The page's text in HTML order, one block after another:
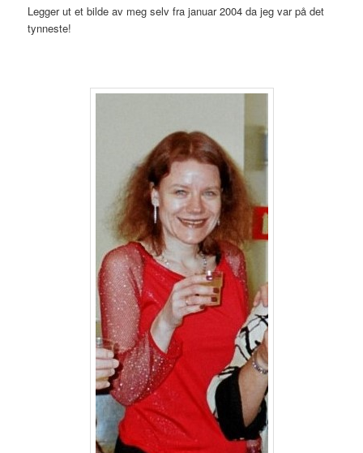
Legger ut et bilde av meg selv fra januar 2004 da jeg var på det
tynneste!